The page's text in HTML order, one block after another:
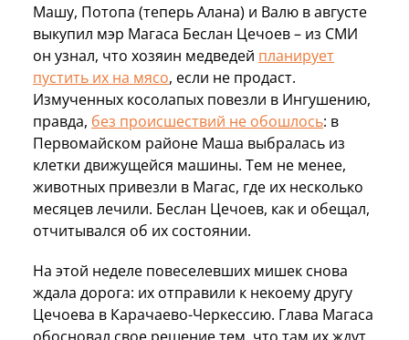
Машу, Потопа (теперь Алана) и Валю в августе
выкупил мэр Магаса Беслан Цечоев – из СМИ
он узнал, что хозяин медведей планирует
пустить их на мясо, если не продаст.
Измученных косолапых повезли в Ингушению,
правда, без происшествий не обошлось: в
Первомайском районе Маша выбралась из
клетки движущейся машины. Тем не менее,
животных привезли в Магас, где их несколько
месяцев лечили. Беслан Цечоев, как и обещал,
отчитывался об их состоянии.
На этой неделе повеселевших мишек снова
ждала дорога: их отправили к некоему другу
Цечоева в Карачаево-Черкессию. Глава Магаса